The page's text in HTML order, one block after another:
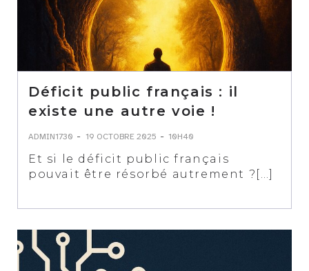
Déficit public français : il
existe une autre voie !
ADMIN1730 - 19 OCTOBRE 2025 - 10H40
Et si le déficit public français
pouvait être résorbé autrement ?[…]